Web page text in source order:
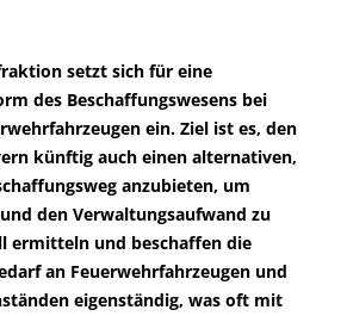
setzt sich für eine
des Beschaffungswesens bei
ein. Ziel ist es, den
künftig auch einen alternativen,
anzubieten, um
den Verwaltungsaufwand zu
ermitteln und beschaffen die
an Feuerwehrfahrzeugen und
eigenständig, was oft mit